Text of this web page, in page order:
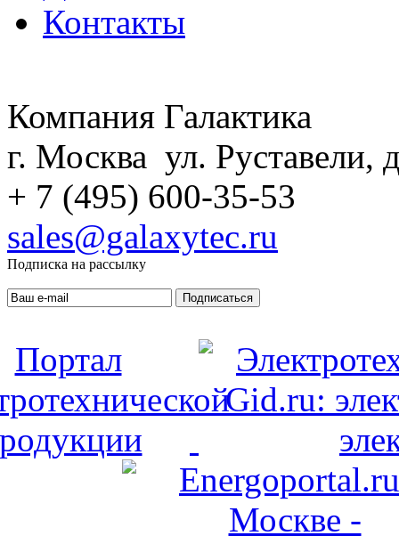
Контакты
Компания Галактика
г. Москва ул. Руставели,
+ 7 (495) 600-35-53
sales@galaxytec.ru
Подписка на рассылку
Подписаться